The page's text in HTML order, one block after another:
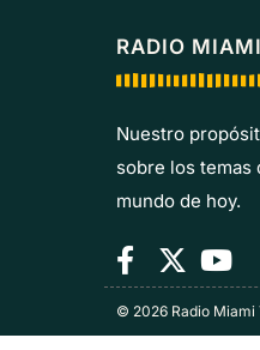
RADIO
Nuestro
sobre los temas
mundo de hoy.
© 2026 Radio Miami